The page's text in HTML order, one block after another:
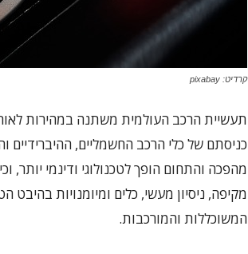
קרדיט: pixabay
תעשיית הרכב העולמית משתנה במהירות לאור
כניסתם של כלי הרכב החשמליים,
מהפכה והתחום הופך לטכנולוגי ודינמי יותר,
מקיפה, ניסיון מעשי, כלים ומיומנויות
המשוכללות והמורכבות.